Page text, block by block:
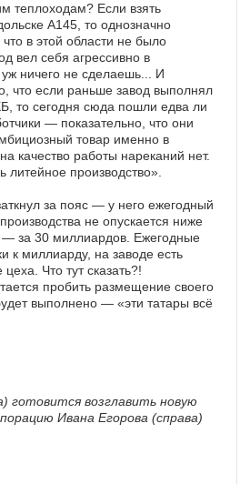
теплоходам? Если взять
А145, то однозначно
в этой области не было
вел себя агрессивно в
ничего не сделаешь... И
что если раньше завод выполнял
то сегодня сюда пошли едва ли
— показательно, что они
товар именно в
качество работы нареканий нет.
производство».
за пояс — у него ежегодный
не опускается ниже
за 30 миллиардов. Ежегодные
к миллиарду, на заводе есть
Что тут сказать?!
пробить размещение своего
выполнено — «эти татары всё
готовится возглавить новую
Ивана Егорова (справа)